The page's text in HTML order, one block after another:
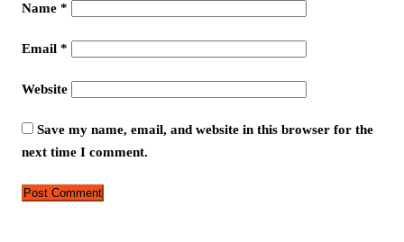
Name *
Email *
Website
Save my name, email, and website in this browser for the
next time I comment.